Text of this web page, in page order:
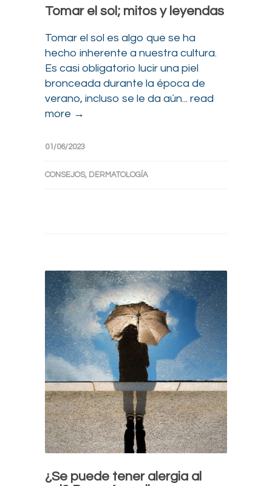
Tomar el sol; mitos y leyendas
Tomar el sol es algo que se ha
hecho inherente a nuestra cultura.
Es casi obligatorio lucir una piel
bronceada durante la época de
verano, incluso se le da aún... read
more →
01/06/2023
CONSEJOS, DERMATOLOGÍA
¿Se puede tener alergia al